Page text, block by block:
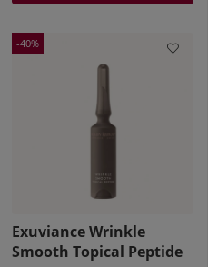
40
Exuviance Wrinkle
Smooth Topical Peptide